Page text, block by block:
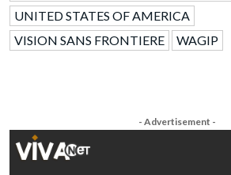
UNITED STATES OF AMERICA
VISION SANS FRONTIERE
WAGIP
- Advertisement -